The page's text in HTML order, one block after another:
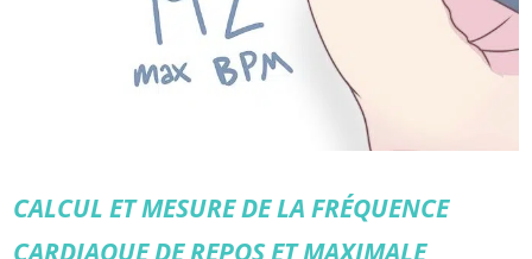
CALCUL ET MESURE DE LA FRÉQUENCE
CARDIAQUE DE REPOS ET MAXIMALE